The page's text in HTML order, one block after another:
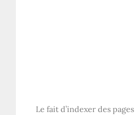
Le fait d’indexer des